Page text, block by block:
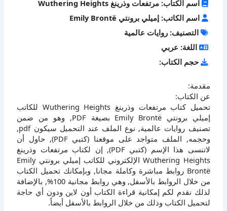
اسم الكتاب: مرتفعات وذرينغ Wuthering Heights
اسم الكاتب: إميلي برونتي Emily Brontë
التصنيف: روايات عالمية
اللغة: عربي
حجم الكتاب:
مقدمة:
عن الكتاب:
تحميل كتاب مرتفعات وذرينغ Wuthering Heights للكاتب
إميلي برونتي Emily Brontë بصيغة PDF, وهو من ضمن
تصنيف روايات عالمية, نوع الملف عند التحميل سيكون pdf,
وحجمه, الملف متواجد على موقعنا (كتبي PDF), حاول أن
لاتنسى هذا الإسم (كتبي PDF), إن لكتاب مرتفعات وذرينغ
Wuthering Heights الإلكتروني للكاتب إميلي برونتي Emily
Brontë روابط مباشرة وكاملة مجانا, وبإمكانك تحميل الكتاب
من خلال الروابط بالأسفل, وهي روابط مجانية 100%, بالإضافة
لذلك نقدم لكم إمكانية قراءة الكتاب أون لاين ودون أي حاجة
لتحميل الكتاب وذلك من خلال الروابط بالأسفل أيضاً.